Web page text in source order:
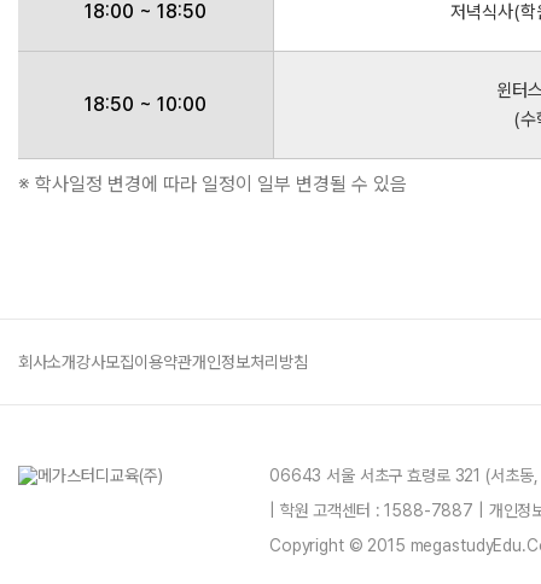
18:00 ~ 18:50 저녁식사(
18:50 ~ 10:00
윈터
(수
※ 학사일정 변경에 따라 일정이 일부 변경될 수 있음
회사소개강사모집이용약관개인정보처리방침
06643 서울 서초구 효령로 321 (서초
| 학원 고객센터 : 1588-7887 | 개인
Copyright © 2015